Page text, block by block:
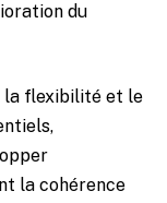
du
la flexibilité et le
la cohérence